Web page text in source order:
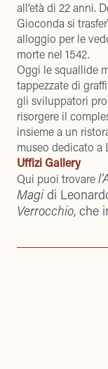
all’età di 22 anni.
Gioconda si
alloggio per le
morte nel 1542.
Oggi le squallide
tappezzate di
gli sviluppatori
risorgere il
insieme a un
museo dedicato a
Uffizi Gallery
Qui puoi trovare
Magidi
Verrocchio, che